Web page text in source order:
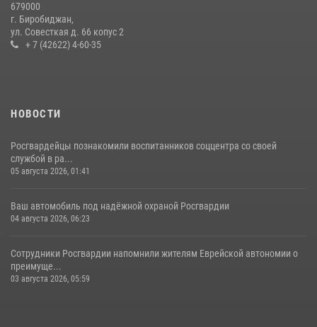
вознаграждения либо для передачи подразделениям СВО
21 июля 2026, 04:18
679000
г. Биробиджан,
ул. Совесткая д. 66 копус 2
+ 7 (42622) 4-60-35
НОВОСТИ
Росгвардейцы познакомили воспитанников соццентра со своей
службой в ра...
05 августа 2026, 01:41
Ваш автомобиль под надёжной охраной Росгвардии
04 августа 2026, 06:23
Сотрудники Росгвардии напомнили жителям Еврейской автономии о
преимуще...
03 августа 2026, 05:59